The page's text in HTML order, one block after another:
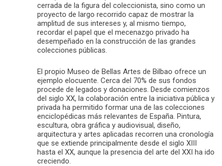
cerrada de la figura del coleccionista, sino como un
proyecto de largo recorrido capaz de mostrar la
amplitud de sus intereses y, al mismo tiempo,
recordar el papel que el mecenazgo privado ha
desempeñado en la construcción de las grandes
colecciones públicas.
El propio Museo de Bellas Artes de Bilbao ofrece un
ejemplo elocuente. Cerca del 70% de sus fondos
procede de legados y donaciones. Desde comienzos
del siglo XX, la colaboración entre la iniciativa pública y
privada ha permitido formar una de las colecciones
enciclopédicas más relevantes de España. Pintura,
escultura, obra gráfica y audiovisual, diseño,
arquitectura y artes aplicadas recorren una cronología
que se extiende principalmente desde el siglo XIII
hasta el XX, aunque la presencia del arte del XXI ha ido
creciendo.